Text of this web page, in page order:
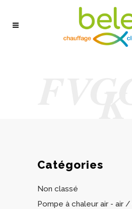
Catégories
Non classé
Pompe à chaleur air - air